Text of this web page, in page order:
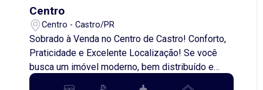
Centro
Centro - Castro/PR
Sobrado à Venda no Centro de Castro! Conforto,
Praticidade e Excelente Localização! Se você
busca um imóvel moderno, bem distribuído e
próximo a tudo que o dia a dia exige, este